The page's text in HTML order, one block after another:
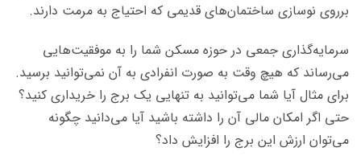
برروی نوسازی ساختمان‌های قدیمی که احتیاج به مرمت دارند.
سرمایه‌گذاری جمعی در حوزه مسکن شما را به موفقیت‌هایی
می‌رساند که هیچ وقت به صورت انفرادی به آن نمی‌توانید برسید.
برای مثال آیا شما می‌توانید به تنهایی یک برج را خریداری کنید؟
حتی اگر امکان مالی آن را داشته باشید آیا می‌دانید چگونه
می‌توان ارزش این برج را افزایش داد؟